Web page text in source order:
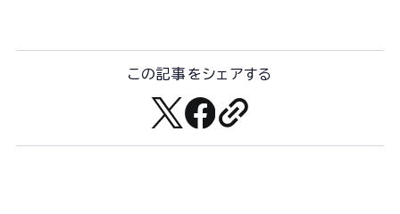
事業内容
土木部門
この記事をシェアする